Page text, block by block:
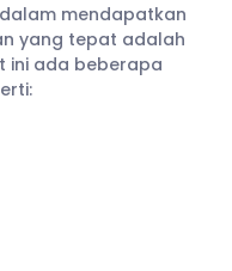
mendapatkan
yang tepat adalah
ini ada beberapa